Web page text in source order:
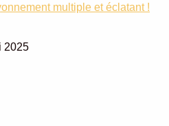
multiple et éclatant !
2025